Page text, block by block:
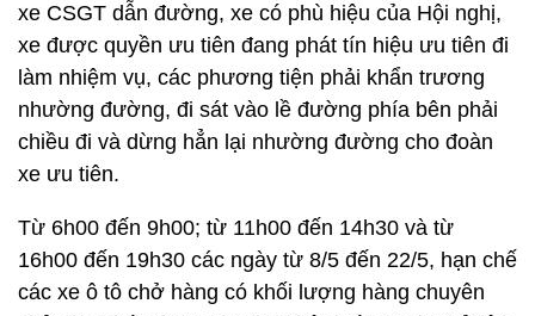
xe CSGT dẫn đường, xe có phù hiệu của Hội nghị,
xe được quyền ưu tiên đang phát tín hiệu ưu tiên đi
làm nhiệm vụ, các phương tiện phải khẩn trương
nhường đường, đi sát vào lề đường phía bên phải
chiều đi và dừng hẳn lại nhường đường cho đoàn
xe ưu tiên.
Từ 6h00 đến 9h00; từ 11h00 đến 14h30 và từ
16h00 đến 19h30 các ngày từ 8/5 đến 22/5, hạn chế
các xe ô tô chở hàng có khối lượng hàng chuyên